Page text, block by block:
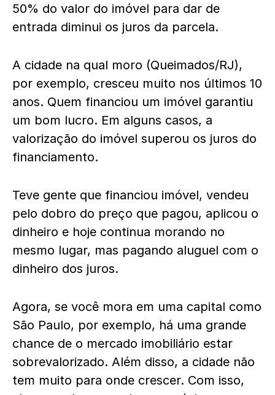
50% do valor do imóvel para dar de
entrada diminui os juros da parcela.
A cidade na qual moro (Queimados/RJ),
por exemplo, cresceu muito nos últimos 10
anos. Quem financiou um imóvel garantiu
um bom lucro. Em alguns casos, a
valorização do imóvel superou os juros do
financiamento.
Teve gente que financiou imóvel, vendeu
pelo dobro do preço que pagou, aplicou o
dinheiro e hoje continua morando no
mesmo lugar, mas pagando aluguel com o
dinheiro dos juros.
Agora, se você mora em uma capital como
São Paulo, por exemplo, há uma grande
chance de o mercado imobiliário estar
sobrevalorizado. Além disso, a cidade não
tem muito para onde crescer. Com isso,